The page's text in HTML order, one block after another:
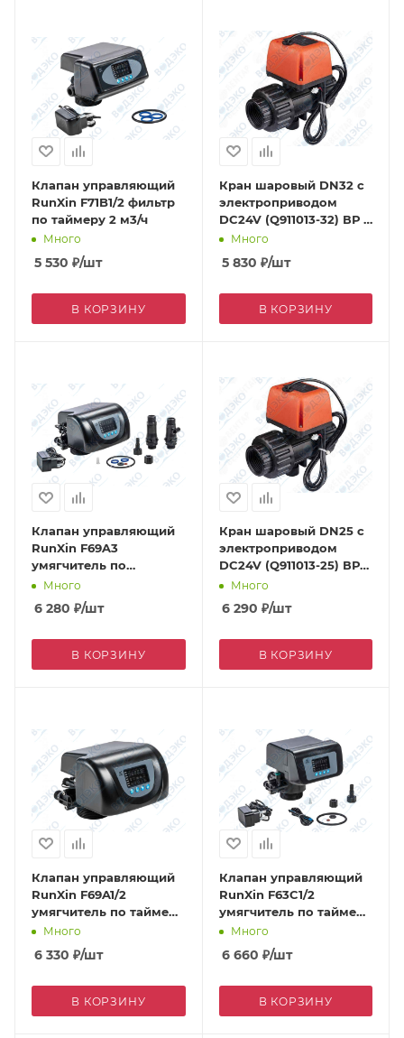
Клапан управляющий
RunXin F71B1/2 фильтр
по таймеру 2 м3/ч
Много
5 530 ₽/шт
В КОРЗИНУ
Кран шаровый DN32 с
электроприводом
DC24V (Q911013-32) ВР 1
1/4"Много
5 830 ₽/шт
В КОРЗИНУ
Клапан управляющий
RunXin F69A3
умягчитель по
счетчику 2 м3/ч
(противоток)
Много
6 280 ₽/шт
В КОРЗИНУ
Кран шаровый DN25 с
электроприводом
DC24V (Q911013-25) ВР
1" Много
6 290 ₽/шт
В КОРЗИНУ
Клапан управляющий
RunXin F69A1/2
умягчитель по таймеру
2 м3/ч (противоток)
Много
6 330 ₽/шт
В КОРЗИНУ
Клапан управляющий
RunXin F63C1/2
умягчитель по таймеру
4 м3/ч
Много
6 660 ₽/шт
В КОРЗИНУ